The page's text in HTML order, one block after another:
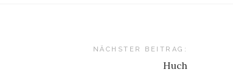
NÄCHSTER BEITRAG:
Huch